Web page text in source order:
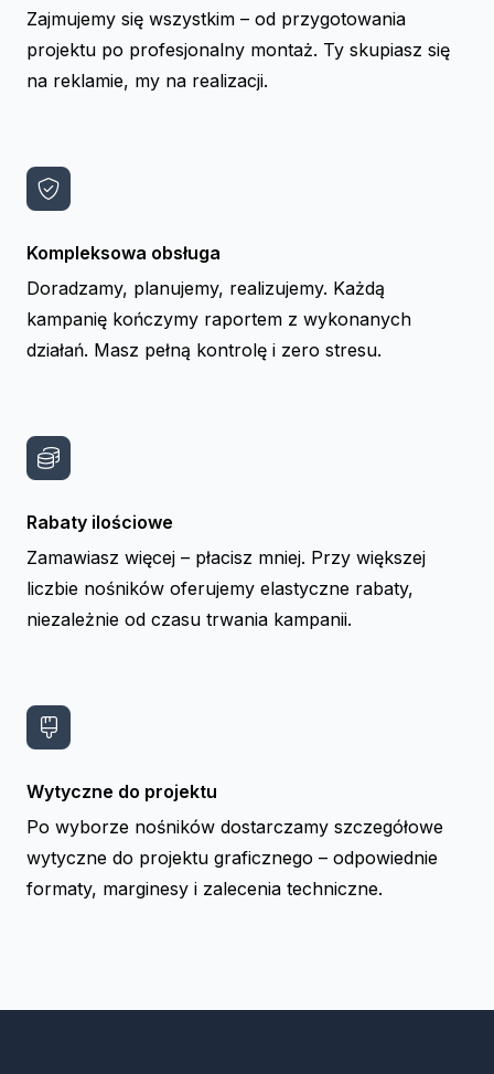
Zajmujemy się wszystkim – od przygotowania
projektu po profesjonalny montaż. Ty skupiasz się
na reklamie, my na realizacji.
Kompleksowa obsługa
Doradzamy, planujemy, realizujemy. Każdą
kampanię kończymy raportem z wykonanych
działań. Masz pełną kontrolę i zero stresu.
Rabaty ilościowe
Zamawiasz więcej – płacisz mniej. Przy większej
liczbie nośników oferujemy elastyczne rabaty,
niezależnie od czasu trwania kampanii.
Wytyczne do projektu
Po wyborze nośników dostarczamy szczegółowe
wytyczne do projektu graficznego – odpowiednie
formaty, marginesy i zalecenia techniczne.